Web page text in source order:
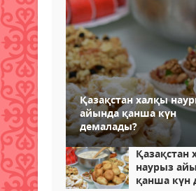
Қазақстан халқы
айында қанша күн
демалады?
Қазақстан
наурыз
қанша күн